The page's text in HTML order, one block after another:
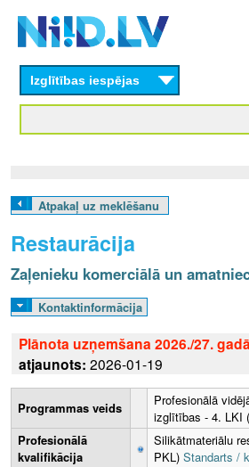
content
L
V
Izglītības iespējas
Atpakaļ uz meklēšanu
Restaurācija
Zaļenieku komerciālā un
Kontaktinformācija
Plānota uzņemšana 2026./27. gadā
atjaunots: 2026-01-19
Programmas veids
Profesionālā
izglītības - 4. LKI
Profesionālā
kvalifikācija
Silikātmateriālu
PKL) Standarts /